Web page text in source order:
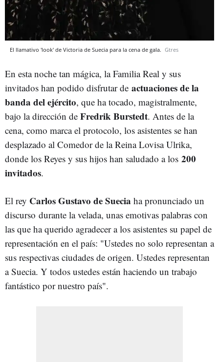
El llamativo 'look' de Victoria de Suecia para la cena de gala. Gtres
En esta noche tan mágica, la Familia Real y sus
invitados han podido disfrutar de actuaciones de la
banda del ejército, que ha tocado, magistralmente,
bajo la dirección de Fredrik Burstedt. Antes de la
cena, como marca el protocolo, los asistentes se han
desplazado al Comedor de la Reina Lovisa Ulrika,
donde los Reyes y sus hijos han saludado a los 200
invitados.
El rey Carlos Gustavo de Suecia ha pronunciado un
discurso durante la velada, unas emotivas palabras con
las que ha querido agradecer a los asistentes su papel de
representación en el país: "Ustedes no solo representan a
sus respectivas ciudades de origen. Ustedes representan
a Suecia. Y todos ustedes están haciendo un trabajo
fantástico por nuestro país".